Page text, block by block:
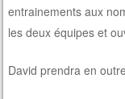
entrainements aux
les deux équipes et
David prendra en